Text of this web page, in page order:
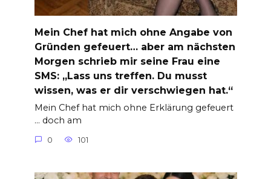
Mein Chef hat mich ohne Angabe von
Gründen gefeuert… aber am nächsten
Morgen schrieb mir seine Frau eine
SMS: „Lass uns treffen. Du musst
wissen, was er dir verschwiegen hat.“
Mein Chef hat mich ohne Erklärung gefeuert
… doch am
0 101